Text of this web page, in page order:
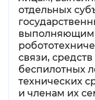
отдельных
выполняющим
связи,
беспилотных
технических
и членам их